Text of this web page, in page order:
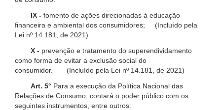
IX - fomento de ações direcionadas à educação
financeira e ambiental dos consumidores; (Incluído pela
Lei nº 14.181, de 2021)
X - prevenção e tratamento do superendividamento
como forma de evitar a exclusão social do
consumidor. (Incluído pela Lei nº 14.181, de 2021)
Art. 5° Para a execução da Política Nacional das
Relações de Consumo, contará o poder público com os
seguintes instrumentos, entre outros: